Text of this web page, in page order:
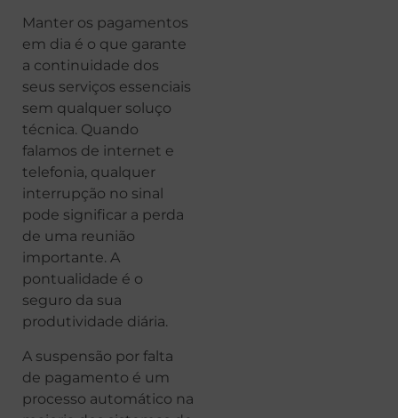
Manter os pagamentos
em dia é o que garante
a continuidade dos
seus serviços essenciais
sem qualquer soluço
técnica. Quando
falamos de internet e
telefonia, qualquer
interrupção no sinal
pode significar a perda
de uma reunião
importante. A
pontualidade é o
seguro da sua
produtividade diária.
A suspensão por falta
de pagamento é um
processo automático na